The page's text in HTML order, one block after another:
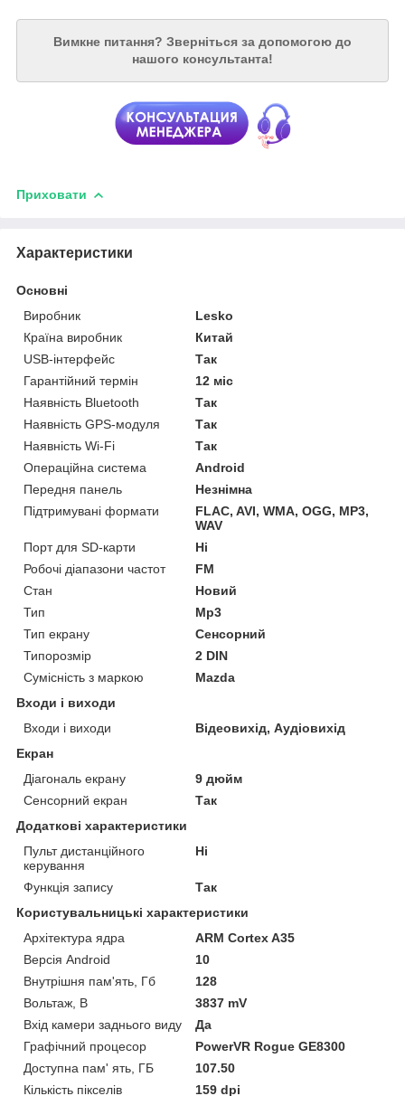
Вимкне питання? Зверніться за допомогою до
нашого консультанта!
Приховати
Характеристики
Основні
Виробник
Lesko
Країна виробник
Китай
USB-інтерфейс
Так
Гарантійний термін
12 міс
Наявність Bluetooth
Так
Наявність GPS-модуля
Так
Наявність Wi-Fi
Так
Операційна система
Android
Передня панель
Незнімна
Підтримувані формати
FLAC, AVI, WMA, OGG, MP3,
WAV
Порт для SD-карти
Ні
Робочі діапазони частот
FM
Стан
Новий
Тип
Mp3
Тип екрану
Сенсорний
Типорозмір
2 DIN
Сумісність з маркою
Mazda
Входи і виходи
Входи і виходи
Відеовихід, Аудіовихід
Екран
Діагональ екрану
9 дюйм
Сенсорний екран
Так
Додаткові характеристики
Пульт дистанційного
керування
Ні
Функція запису
Так
Користувальницькі характеристики
Архітектура ядра
ARM Cortex A35
Версія Android
10
Внутрішня пам'ять, Гб
128
Вольтаж, В
3837 mV
Вхід камери заднього виду
Да
Графічний процесор
PowerVR Rogue GE8300
Доступна пам' ять, ГБ
107.50
Кількість пікселів
159 dpi